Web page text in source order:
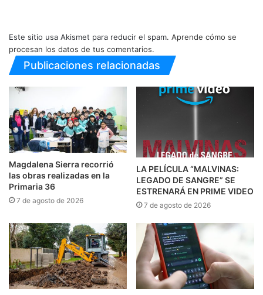
Este sitio usa Akismet para reducir el spam. Aprende cómo se
procesan los datos de tus comentarios.
Publicaciones relacionadas
Magdalena Sierra recorrió
las obras realizadas en la
Primaria 36
7 de agosto de 2026
LA PELÍCULA “MALVINAS:
LEGADO DE SANGRE” SE
ESTRENARÁ EN PRIME VIDEO
7 de agosto de 2026